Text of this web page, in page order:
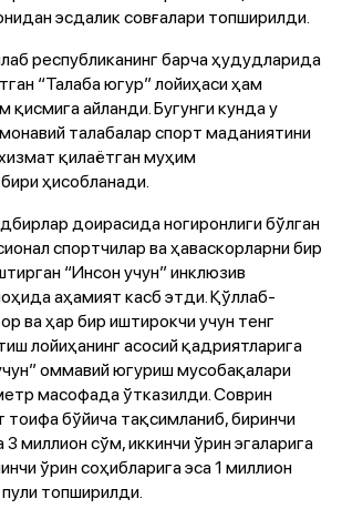
эсдалик совғалари топширилди.
республиканинг барча ҳудудларида
“Талаба югур” лойиҳаси ҳам
қисмига айланди. Бугунги кунда у
талабалар спорт маданиятини
қилаётган муҳим
ҳисобланади.
доирасида ногиронлиги бўлган
спортчилар ва ҳаваскорларни бир
“Инсон учун” инклюзив
аҳамият касб этди. Қўллаб-
ва ҳар бир иштирокчи учун тенг
лойиҳанинг асосий қадриятларига
оммавий югуриш мусобақалари
масофада ўтказилди. Соврин
бўйича тақсимланиб, биринчи
миллион сўм, иккинчи ўрин эгаларига
ўрин соҳибларига эса 1 миллион
топширилди.